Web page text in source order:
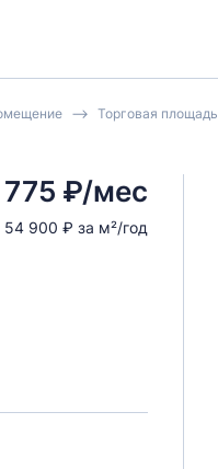
Торговая площадь
₽/мес
54 900 ₽ за м²/год